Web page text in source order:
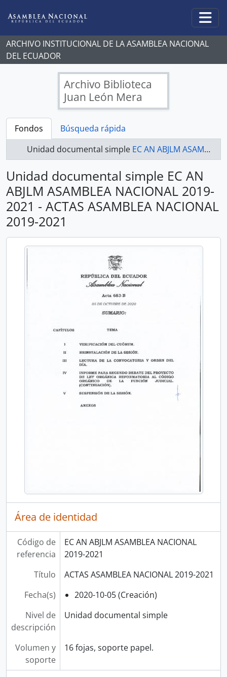
ARCHIVO INSTITUCIONAL DE LA ASAMBLEA NACIONAL
DEL ECUADOR
Archivo Biblioteca
Juan León Mera
Fondos
Búsqueda rápida
Unidad documental simple EC AN ABJLM ASAMBLEA NACIONAL 2019-2021 - ACTAS ASAMBLEA NACIONAL 2019-2021
Unidad documental simple EC AN
ABJLM ASAMBLEA NACIONAL 2019-
2021 - ACTAS ASAMBLEA NACIONAL
2019-2021
Área de identidad
Código de
referencia
EC AN ABJLM ASAMBLEA NACIONAL
2019-2021
Título
ACTAS ASAMBLEA NACIONAL 2019-2021
Fecha(s)
2020-10-05 (Creación)
Nivel de
descripción
Unidad documental simple
Volumen y
soporte
16 fojas, soporte papel.